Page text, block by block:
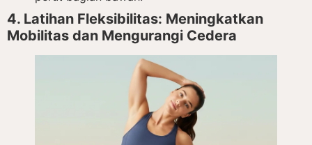
4. Latihan Fleksibilitas: Meningkatkan
Mobilitas dan Mengurangi Cedera